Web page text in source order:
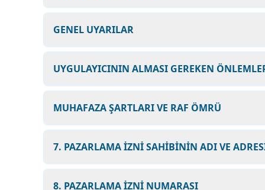
GENEL UYARILAR
UYGULAYICININ ALMASI GEREKEN
MUHAFAZA ŞARTLARI VE RAF ÖMRÜ
7. PAZARLAMA İZNİ SAHİBİNİN ADI VE
8. PAZARLAMA İZNİ NUMARASI